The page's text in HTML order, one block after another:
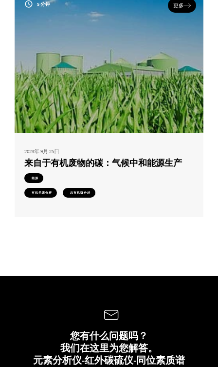
5 分钟 更多
2023年 9月 25日
来自于有机废物的碳：气候中和能源生产
能源
有机元素分析 总有机碳分析
您有什么问题吗？
我们在这里为您解答。
元素分析仪-红外碳硫仪-同位素质谱